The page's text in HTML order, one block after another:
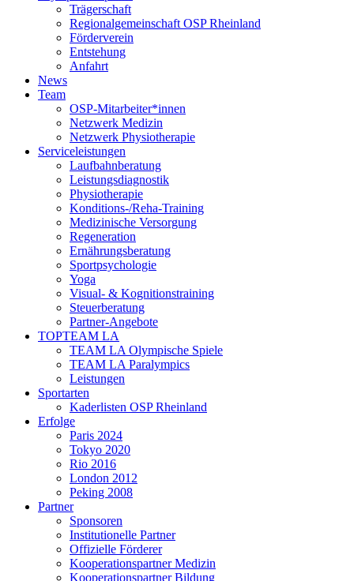
Trägerschaft
Regionalgemeinschaft OSP Rheinland
Förderverein
Entstehung
Anfahrt
News
Team
OSP-Mitarbeiter*innen
Netzwerk Medizin
Netzwerk Physiotherapie
Serviceleistungen
Laufbahnberatung
Leistungsdiagnostik
Physiotherapie
Konditions-/Reha-Training
Medizinische Versorgung
Regeneration
Ernährungsberatung
Sportpsychologie
Yoga
Visual- & Kognitionstraining
Steuerberatung
Partner-Angebote
TOPTEAM LA
TEAM LA Olympische Spiele
TEAM LA Paralympics
Leistungen
Sportarten
Kaderlisten OSP Rheinland
Erfolge
Paris 2024
Tokyo 2020
Rio 2016
London 2012
Peking 2008
Partner
Sponsoren
Institutionelle Partner
Offizielle Förderer
Kooperationspartner Medizin
Kooperationspartner Bildung